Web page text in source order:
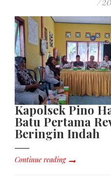
Kapolsek Pino
Batu Pertama
Beringin Indah
Continue reading